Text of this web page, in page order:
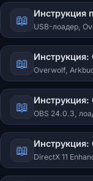
открытие меню
📖 Инструкция
USB-лоадер,
📖 Инструкция:
Overwolf,
типовые
📖 OBS 24.0.3,
📖 Инструкция:
DirectX 11
V/GPT.